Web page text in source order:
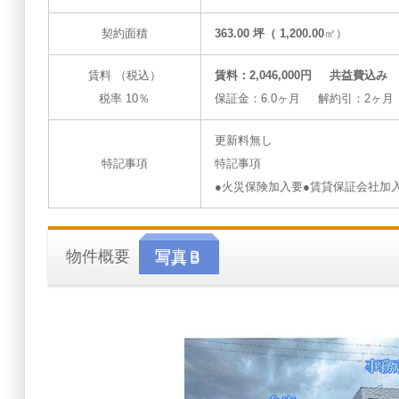
契約面積 363.00 坪（ 1,200.00㎡）
賃料 （税込）
税率 10％
賃料：2,046,000円 共益費込み
保証金：6.0ヶ月 解約引：2ヶ月
特記事項
更新料無し
特記事項
●火災保険加入要●賃貸保証会社加
物件概要 写真Ｂ